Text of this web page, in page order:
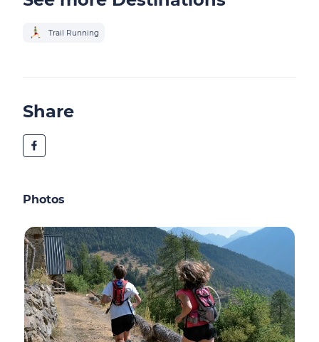
Trail Running
Share
Photos